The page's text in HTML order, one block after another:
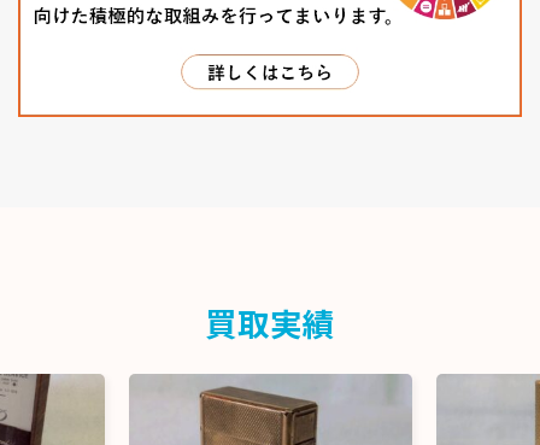
買取実績